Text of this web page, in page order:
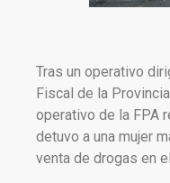
Tras un operativo
Fiscal de la
operativo de la FPA
detuvo a una mujer
venta de drogas en